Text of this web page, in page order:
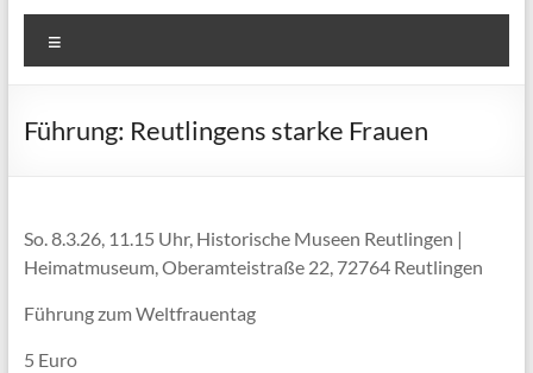
Frauenprojektehaus wird
FrauenProjekteZentrum
Frauen* | Mädchen* | Projekte | Beratung | Veranstaltungen |
in einem Zentrum | Räume für alle | Projektarbeit | Begegnung
Führung: Reutlingens starke Frauen
So. 8.3.26, 11.15 Uhr, Historische Museen Reutlingen |
Heimatmuseum, Oberamteistraße 22, 72764 Reutlingen
Führung zum Weltfrauentag
5 Euro